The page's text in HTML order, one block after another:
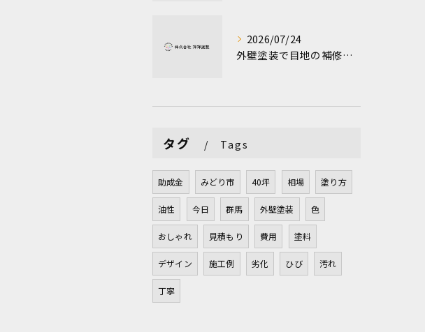
2026/07/24
外壁塗装で目地の補修時期と費用相場を押さえて資産価値を守る実践ガイド
タグ Tags
助成金 みどり市 40坪 相場 塗り方
油性 今日 群馬 外壁塗装 色
おしゃれ 見積もり 費用 塗料
デザイン 施工例 劣化 ひび 汚れ
丁寧